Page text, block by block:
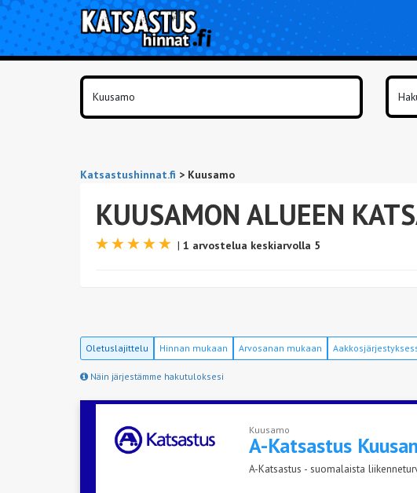
Katsastushinnat.fi > Kuusamo
KUUSAMON ALUEEN
| 1 arvostelua keskiarvolla 5
Oletuslajittelu Hinnan mukaan Arvosanan mukaan
Näin järjestämme hakutuloksesi
Kuusamo
A-Katsastus
A-Katsastus - suomalaista